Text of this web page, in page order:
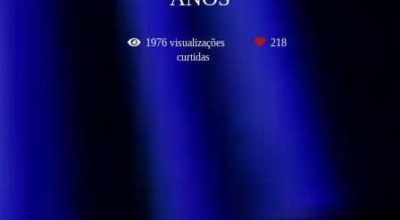
1976visualizações
218
curtidas